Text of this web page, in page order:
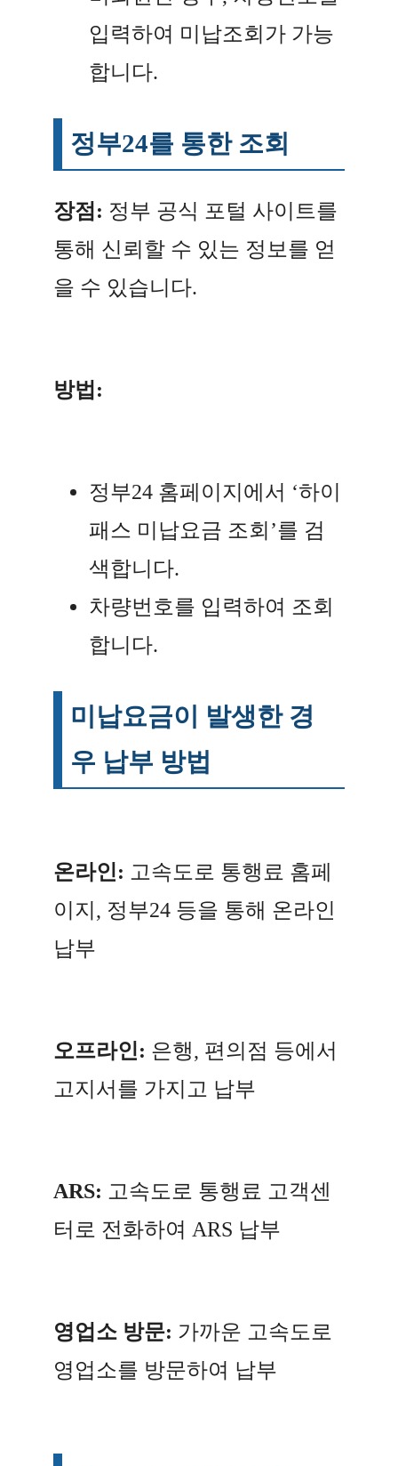
입력하여 미납조회가 가능
합니다.
정부24를 통한 조회
장점: 정부 공식 포털 사이트를
통해 신뢰할 수 있는 정보를 얻
을 수 있습니다.
방법:
정부24 홈페이지에서 ‘하이
패스 미납요금 조회’를 검
색합니다.
차량번호를 입력하여 조회
합니다.
미납요금이 발생한 경
우 납부 방법
온라인: 고속도로 통행료 홈페
이지, 정부24 등을 통해 온라인
납부
오프라인: 은행, 편의점 등에서
고지서를 가지고 납부
ARS: 고속도로 통행료 고객센
터로 전화하여 ARS 납부
영업소 방문: 가까운 고속도로
영업소를 방문하여 납부